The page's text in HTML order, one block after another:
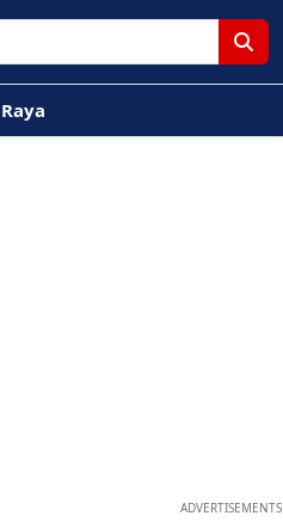
ADVERTISEMENTS